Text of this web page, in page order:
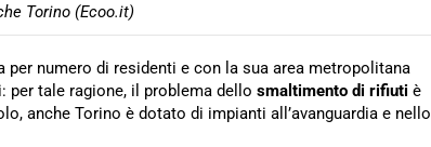
Torino (Ecoo.it)
per numero di residenti e con la sua area metropolitana
per tale ragione, il problema dello smaltimento di rifiuti è
anche Torino è dotato di impianti all’avanguardia e nello